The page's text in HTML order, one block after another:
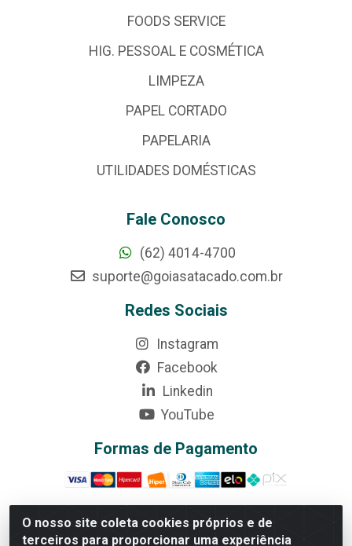
O nosso site coleta cookies próprios e de
terceiros para proporcionar uma experiência
FOODS SERVICE
HIG. PESSOAL E COSMÉTICA
LIMPEZA
PAPEL CORTADO
PAPELARIA
UTILIDADES DOMÉSTICAS
Fale Conosco
(62) 4014-4700
suporte@goiasatacado.com.br
Redes Sociais
Instagram
Facebook
Linkedin
YouTube
Formas de Pagamento
Rede Brasil - Avenida Universitária, nº 3860, Jardim das